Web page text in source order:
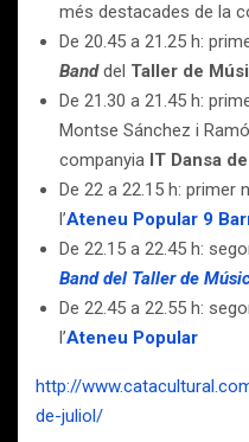
més destacades de la
De 20.45 a 21.25 h:
Banddel Taller de
De 21.30 a 21.45 h:
Montse Sánchez i
companyia IT Dansa
De 22 a 22.15 h: primer
l’Ateneu Popular 9
De 22.15 a 22.45 h:
Band del Taller de
De 22.45 a 22.55 h:
l’Ateneu Popular
http://
de-juliol/